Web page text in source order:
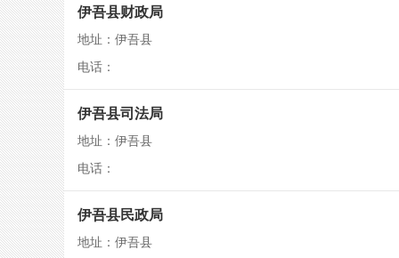
伊吾县财政局
地址：伊吾县
电话：
伊吾县司法局
地址：伊吾县
电话：
伊吾县民政局
地址：伊吾县